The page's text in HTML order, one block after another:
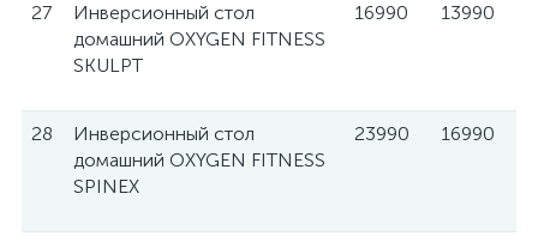
27
Инверсионный стол
домашний OXYGEN FITNESS
SKULPT
16990 13990
28
Инверсионный стол
домашний OXYGEN FITNESS
SPINEX
23990 16990